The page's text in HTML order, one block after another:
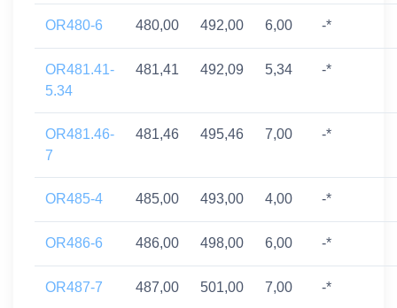
OR480-6 480,00 492,00 6,00 -*
OR481.41-
5.34
481,41 492,09 5,34 -*
OR481.46-
7
481,46 495,46 7,00 -*
OR485-4 485,00 493,00 4,00 -*
OR486-6 486,00 498,00 6,00 -*
OR487-7 487,00 501,00 7,00 -*